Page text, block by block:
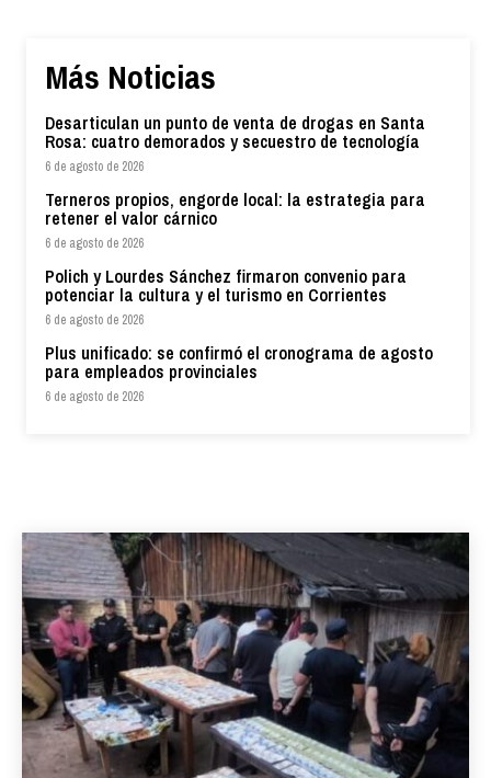
Más Noticias
Desarticulan un punto de venta de drogas en Santa
Rosa: cuatro demorados y secuestro de tecnología
6 de agosto de 2026
Terneros propios, engorde local: la estrategia para
retener el valor cárnico
6 de agosto de 2026
Polich y Lourdes Sánchez firmaron convenio para
potenciar la cultura y el turismo en Corrientes
6 de agosto de 2026
Plus unificado: se confirmó el cronograma de agosto
para empleados provinciales
6 de agosto de 2026